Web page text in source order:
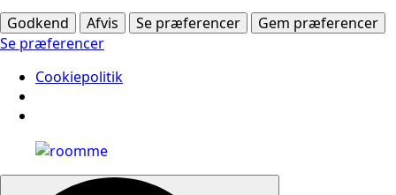
Godkend
Afvis Se præferencer
Gem præferencer
Se præferencer
Cookiepolitik
Search